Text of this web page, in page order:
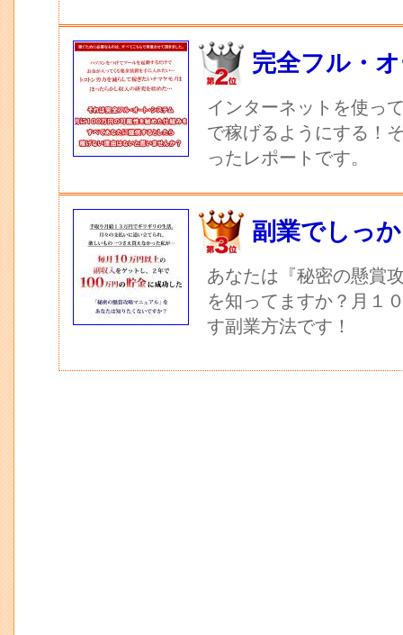
完全フル・
インターネットを使っ
で稼げるようにする！
ったレポートです。
副業でしっ
あなたは『秘密の懸賞
を知ってますか？月１
す副業方法です！